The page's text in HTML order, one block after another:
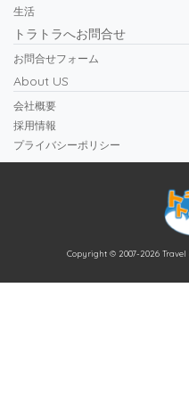
生活
トラトラへお問合せ
お問合せフォーム
About US
会社概要
採用情報
プライバシーポリシー
Copyright © 2007-2026